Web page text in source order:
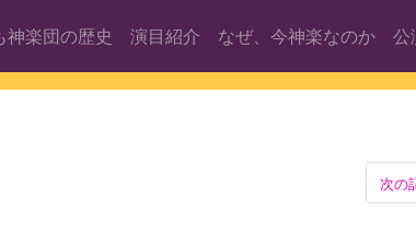
神楽団の歴史 演目紹介 なぜ、今神楽なのか 公
次の